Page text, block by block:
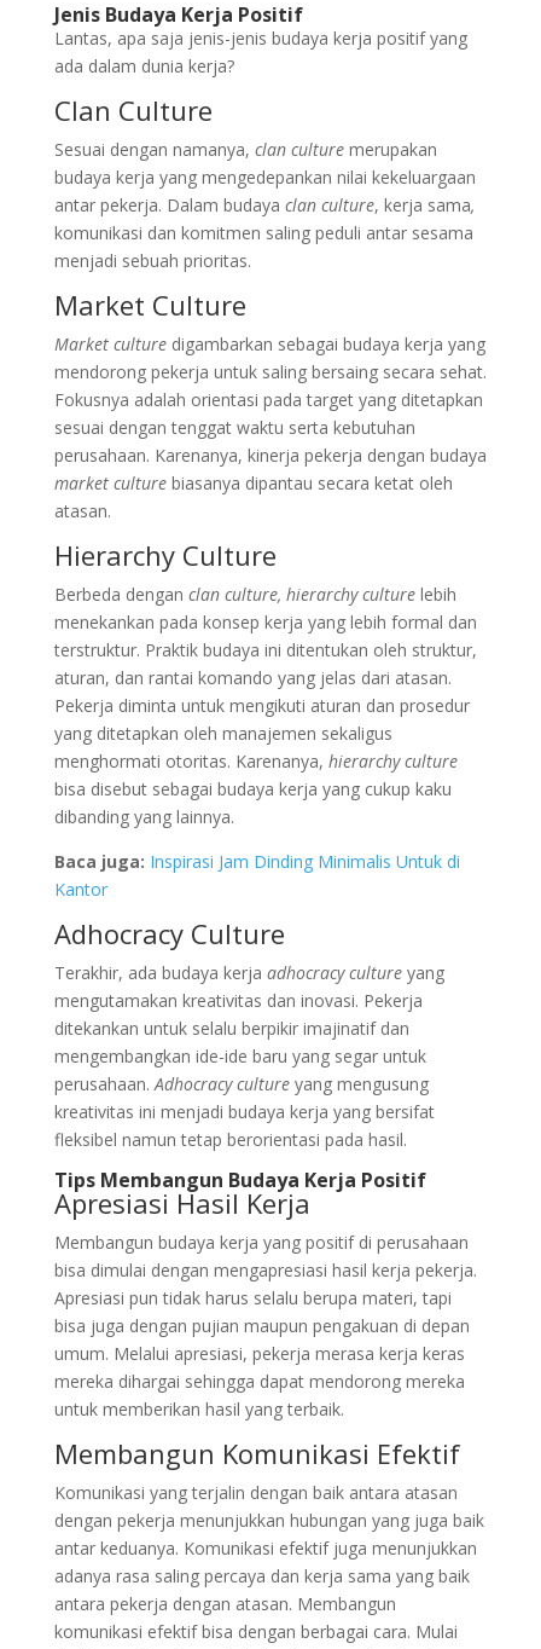
Jenis Budaya Kerja Positif
Lantas, apa saja jenis-jenis budaya kerja positif yang
ada dalam dunia kerja?
Clan Culture
Sesuai dengan namanya, clan culturemerupakan
budaya kerja yang mengedepankan nilai kekeluargaan
antar pekerja. Dalam budaya clan culture, kerja sama,
komunikasi dan komitmen saling peduli antar sesama
menjadi sebuah prioritas.
Market Culture
Market culturedigambarkan sebagai budaya kerja yang
mendorong pekerja untuk saling bersaing secara sehat.
Fokusnya adalah orientasi pada target yang ditetapkan
sesuai dengan tenggat waktu serta kebutuhan
perusahaan. Karenanya, kinerja pekerja dengan budaya
market culturebiasanya dipantau secara ketat oleh
atasan.
Hierarchy Culture
Berbeda dengan clan culture, hierarchy culturelebih
menekankan pada konsep kerja yang lebih formal dan
terstruktur. Praktik budaya ini ditentukan oleh struktur,
aturan, dan rantai komando yang jelas dari atasan.
Pekerja diminta untuk mengikuti aturan dan prosedur
yang ditetapkan oleh manajemen sekaligus
menghormati otoritas. Karenanya, hierarchy culture
bisa disebut sebagai budaya kerja yang cukup kaku
dibanding yang lainnya.
Baca juga: Inspirasi Jam Dinding Minimalis Untuk di
Kantor
Adhocracy Culture
Terakhir, ada budaya kerja adhocracy cultureyang
mengutamakan kreativitas dan inovasi. Pekerja
ditekankan untuk selalu berpikir imajinatif dan
mengembangkan ide-ide baru yang segar untuk
perusahaan.Adhocracy cultureyang mengusung
kreativitas ini menjadi budaya kerja yang bersifat
fleksibel namun tetap berorientasi pada hasil.
Tips Membangun Budaya Kerja Positif
Apresiasi Hasil Kerja
Membangun budaya kerja yang positif di perusahaan
bisa dimulai dengan mengapresiasi hasil kerja pekerja.
Apresiasi pun tidak harus selalu berupa materi, tapi
bisa juga dengan pujian maupun pengakuan di depan
umum. Melalui apresiasi, pekerja merasa kerja keras
mereka dihargai sehingga dapat mendorong mereka
untuk memberikan hasil yang terbaik.
Membangun Komunikasi Efektif
Komunikasi yang terjalin dengan baik antara atasan
dengan pekerja menunjukkan hubungan yang juga baik
antar keduanya. Komunikasi efektif juga menunjukkan
adanya rasa saling percaya dan kerja sama yang baik
antara pekerja dengan atasan. Membangun
komunikasi efektif bisa dengan berbagai cara. Mulai